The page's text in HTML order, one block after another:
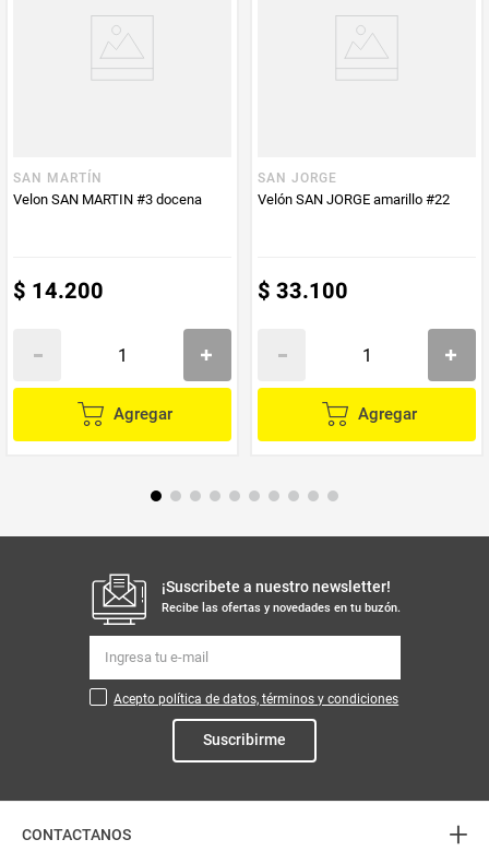
SAN MARTÍN
Velon SAN MARTIN #3 docena
$ 14.200
Agregar
SAN JORGE
Velón SAN JORGE amarillo #22
$ 33.100
Agregar
¡Suscribete a nuestro newsletter!
Recibe las ofertas y novedades en tu buzón.
Acepto política de datos, términos y condiciones
Suscribirme
CONTACTANOS +